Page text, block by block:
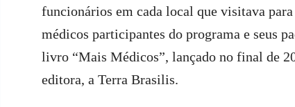
funcionários em cada local que visitava
médicos participantes do programa e seus
livro “Mais Médicos”, lançado no final de
editora, a Terra Brasilis.